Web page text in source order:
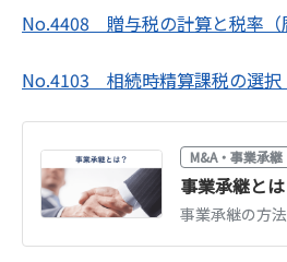
No.4408 贈与税の計算と税率（
No.4103 相続時精算課税の選択
M&A・事業承継